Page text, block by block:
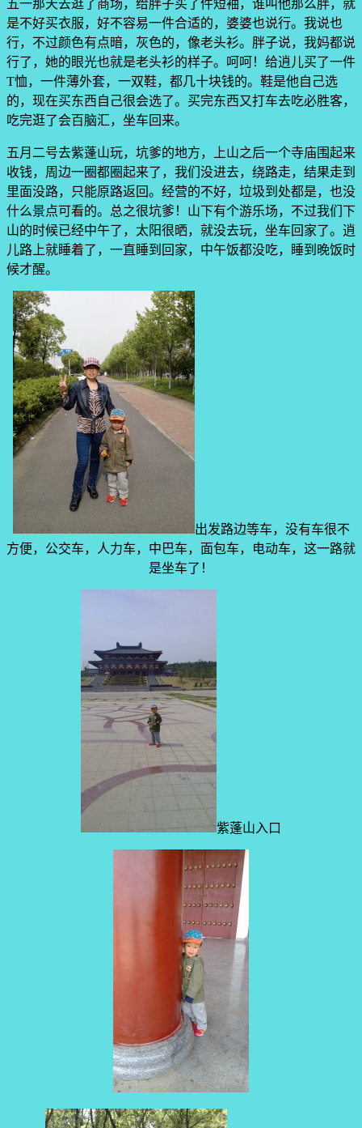
五一那天去逛了商场，给胖子买了件短袖，谁叫他那么胖，就
是不好买衣服，好不容易一件合适的，婆婆也说行。我说也
行，不过颜色有点暗，灰色的，像老头衫。胖子说，我妈都说
行了，她的眼光也就是老头衫的样子。呵呵！给逍儿买了一件
T恤，一件薄外套，一双鞋，都几十块钱的。鞋是他自己选
的，现在买东西自己很会选了。买完东西又打车去吃必胜客，
吃完逛了会百脑汇，坐车回来。
五月二号去紫蓬山玩，坑爹的地方，上山之后一个寺庙围起来
收钱，周边一圈都圈起来了，我们没进去，绕路走，结果走到
里面没路，只能原路返回。经营的不好，垃圾到处都是，也没
什么景点可看的。总之很坑爹！山下有个游乐场，不过我们下
山的时候已经中午了，太阳很晒，就没去玩，坐车回家了。逍
儿路上就睡着了，一直睡到回家，中午饭都没吃，睡到晚饭时
候才醒。
出发路边等车，没有车很不
方便，公交车，人力车，中巴车，面包车，电动车，这一路就
是坐车了！
紫蓬山入口